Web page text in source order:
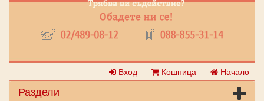
Вход Кошница Начало
Раздели